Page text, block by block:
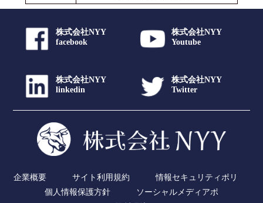
株式会社NYY
facebook
株式会社NYY
Youtube
株式会社NYY
linkedin
株式会社NYY
Twitter
企業概要 サイト利用規約
情報セキュリティポリ
個人情報保護方針
ソーシャルメディアポ